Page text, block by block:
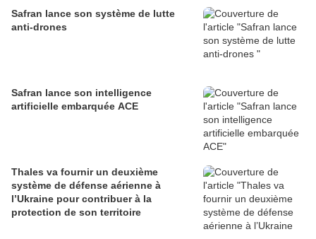
Safran lance son système de lutte
anti-drones
Safran lance son intelligence
artificielle embarquée ACE
Thales va fournir un deuxième
système de défense aérienne à
l’Ukraine pour contribuer à la
protection de son territoire